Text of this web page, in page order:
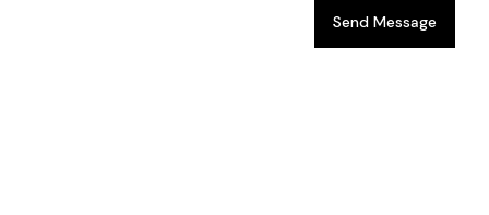
Send Message